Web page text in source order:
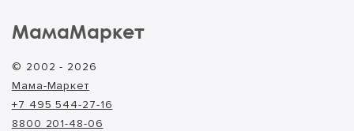
МамаМаркет
© 2002 - 2026
Мама-Маркет
+7 495 544-27-16
8800 201-48-06